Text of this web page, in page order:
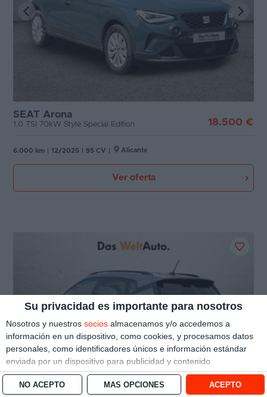
Su privacidad es importante para nosotros
Nosotros y nuestros socios almacenamos y/o accedemos a
información en un dispositivo, como cookies, y procesamos datos
personales, como identificadores únicos e información estándar
enviada por un dispositivo para publicidad y contenido
personalizado, medición de publicidad y contenido, investigación
de audiencia y desarrollo de servicios. Con su permiso, nosotros y
MÁS OPCIONES
NO ACEPTO ACEPTO
SEAT Arona
1.0 TSI 70kW Style Special Edition 18.500 €
6.000 km 12/2025 95 CV Alicante
Ver oferta